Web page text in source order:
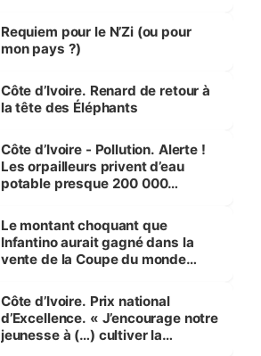
Requiem pour le N’Zi (ou pour
mon pays ?)
Côte d’Ivoire. Renard de retour à
la tête des Éléphants
Côte d’Ivoire - Pollution. Alerte !
Les orpailleurs privent d’eau
potable presque 200 000
Le montant choquant que
Infantino aurait gagné dans la
vente de la Coupe du monde
Côte d’Ivoire. Prix national
d’Excellence. « J’encourage notre
jeunesse à (…) cultiver la